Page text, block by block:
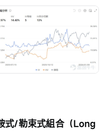
式/勒束式組合（Long